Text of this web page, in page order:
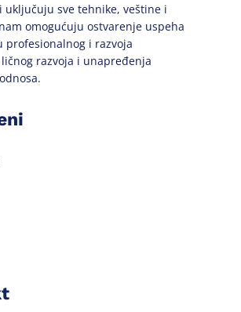
uključuju sve tehnike, veštine i
omogućuju ostvarenje uspeha
profesionalnog i razvoja
razvoja i unapređenja